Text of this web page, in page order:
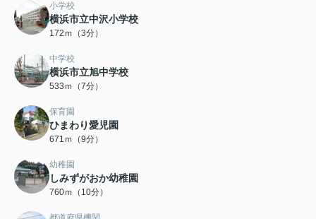
小学校
横浜市立中沢小学校
172ｍ（3分）
中学校
横浜市立旭中学校
533ｍ（7分）
保育園
ひまわり愛児園
671ｍ（9分）
幼稚園
しみずがおか幼稚園
760ｍ（10分）